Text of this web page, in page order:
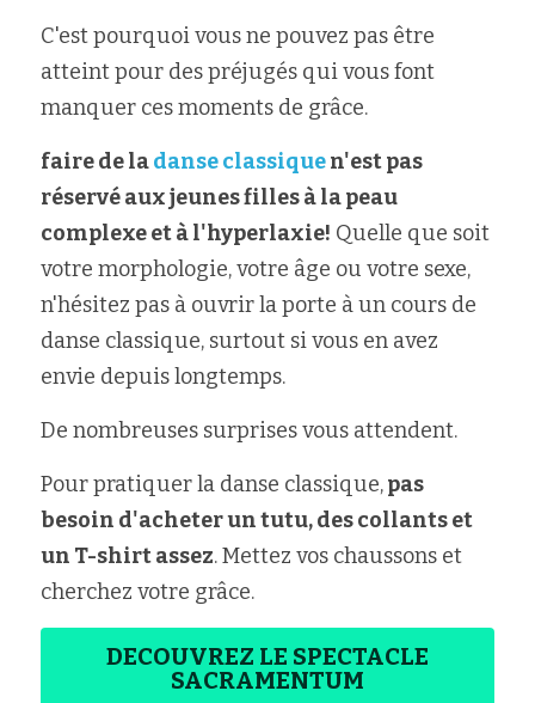
C'est pourquoi vous ne pouvez pas être
atteint pour des préjugés qui vous font
manquer ces moments de grâce.
faire de la danse classique n'est pas
réservé aux jeunes filles à la peau
complexe et à l'hyperlaxie! Quelle que soit
votre morphologie, votre âge ou votre sexe,
n'hésitez pas à ouvrir la porte à un cours de
danse classique, surtout si vous en avez
envie depuis longtemps.
De nombreuses surprises vous attendent.
Pour pratiquer la danse classique, pas
besoin d'acheter un tutu, des collants et
un T-shirt assez. Mettez vos chaussons et
cherchez votre grâce.
DECOUVREZ LE SPECTACLE
SACRAMENTUM